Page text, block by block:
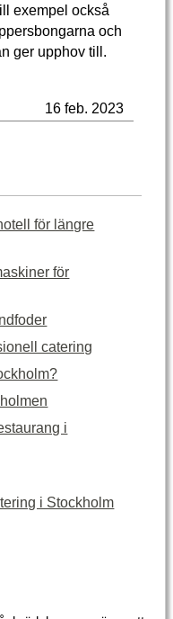
exempel också
och
ger upphov till.
16 feb. 2023
för längre
för
catering
i
i Stockholm